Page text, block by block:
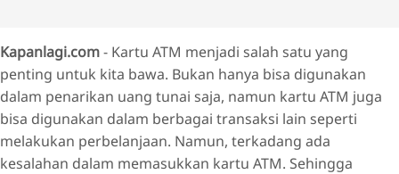
Kapanlagi.com- Kartu ATM menjadi salah satu yang
penting untuk kita bawa. Bukan hanya bisa digunakan
dalam penarikan uang tunai saja, namun kartu ATM juga
bisa digunakan dalam berbagai transaksi lain seperti
melakukan perbelanjaan. Namun, terkadang ada
kesalahan dalam memasukkan kartu ATM. Sehingga